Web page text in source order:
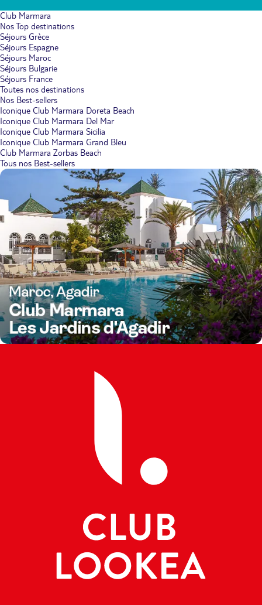
Club Marmara
Nos Top destinations
Séjours Grèce
Séjours Espagne
Séjours Maroc
Séjours Bulgarie
Séjours France
Toutes nos destinations
Nos Best-sellers
Iconique Club Marmara Doreta Beach
Iconique Club Marmara Del Mar
Iconique Club Marmara Sicilia
Iconique Club Marmara Grand Bleu
Club Marmara Zorbas Beach
Tous nos Best-sellers